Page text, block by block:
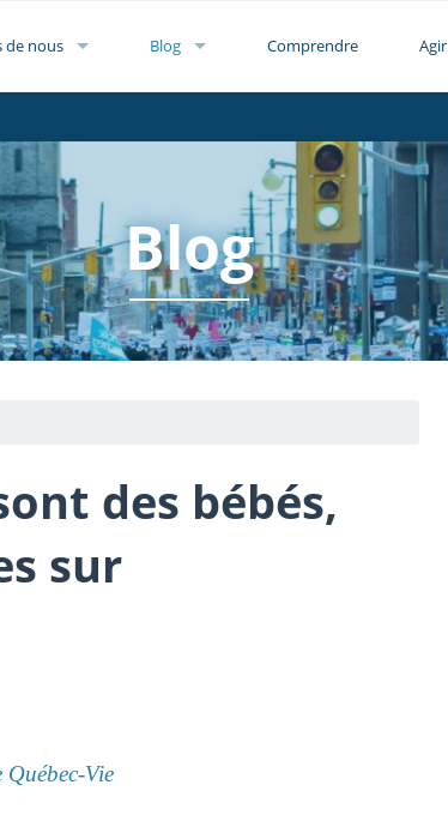
de nous Blog Comprendre Agir
Blog
des bébés,
sur
Vie